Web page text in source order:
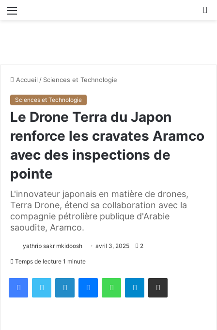
Accueil / Sciences et Technologie
Sciences et Technologie
Le Drone Terra du Japon
renforce les cravates Aramco
avec des inspections de
pointe
L'innovateur japonais en matière de drones,
Terra Drone, étend sa collaboration avec la
compagnie pétrolière publique d'Arabie
saoudite, Aramco.
yathrib sakr mkidoosh avril 3, 2025 2
Temps de lecture 1 minute
Telegram